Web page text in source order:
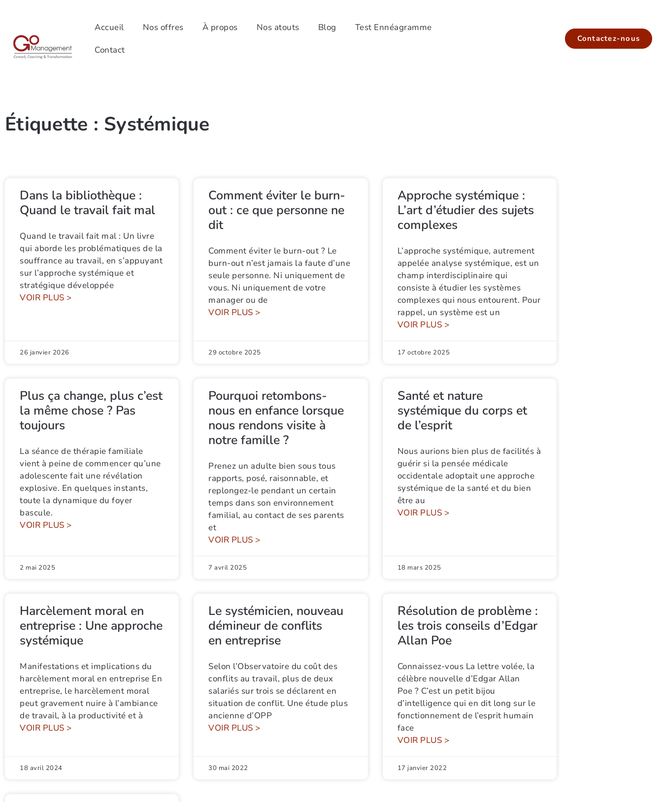
Accueil Nos offres À propos Nos atouts Blog
Test Ennéagramme
Contact
Contactez-nous
Étiquette : Systémique
Dans la bibliothèque :
Quand le travail fait mal
Quand le travail fait mal : Un livre
qui aborde les problématiques de la
souffrance au travail, en s’appuyant
sur l’approche systémique et
stratégique développée
VOIR PLUS >
26 janvier 2026
Comment éviter le burn-
out : ce que personne ne
dit
Comment éviter le burn-out ? Le
burn-out n’est jamais la faute d’une
seule personne. Ni uniquement de
vous. Ni uniquement de votre
manager ou de
VOIR PLUS >
29 octobre 2025
Approche systémique :
L’art d’étudier des sujets
complexes
L’approche systémique, autrement
appelée analyse systémique, est un
champ interdisciplinaire qui
consiste à étudier les systèmes
complexes qui nous entourent. Pour
rappel, un système est un
VOIR PLUS >
17 octobre 2025
Plus ça change, plus c’est
la même chose ? Pas
toujours
La séance de thérapie familiale
vient à peine de commencer qu’une
adolescente fait une révélation
explosive. En quelques instants,
toute la dynamique du foyer
bascule.
VOIR PLUS >
2 mai 2025
Pourquoi retombons-
nous en enfance lorsque
nous rendons visite à
notre famille ?
Prenez un adulte bien sous tous
rapports, posé, raisonnable, et
replongez-le pendant un certain
temps dans son environnement
familial, au contact de ses parents
et
VOIR PLUS >
7 avril 2025
Santé et nature
systémique du corps et
de l’esprit
Nous aurions bien plus de facilités à
guérir si la pensée médicale
occidentale adoptait une approche
systémique de la santé et du bien
être au
VOIR PLUS >
18 mars 2025
Harcèlement moral en
entreprise : Une approche
systémique
Manifestations et implications du
harcèlement moral en entreprise En
entreprise, le harcèlement moral
peut gravement nuire à l’ambiance
de travail, à la productivité et à
VOIR PLUS >
18 avril 2024
Le systémicien, nouveau
démineur de conflits
en entreprise
Selon l’Observatoire du coût des
conflits au travail, plus de deux
salariés sur trois se déclarent en
situation de conflit. Une étude plus
ancienne d’OPP
VOIR PLUS >
30 mai 2022
Résolution de problème :
les trois conseils d’Edgar
Allan Poe
Connaissez-vous La lettre volée, la
célèbre nouvelle d’Edgar Allan
Poe ? C’est un petit bijou
d’intelligence qui en dit long sur le
fonctionnement de l’esprit humain
face
VOIR PLUS >
17 janvier 2022